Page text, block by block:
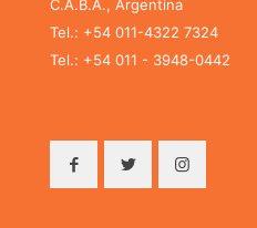
C.A.B.A., Argentina
Tel.: +54 011-4322 7324
Tel.: +54 011 - 3948-0442